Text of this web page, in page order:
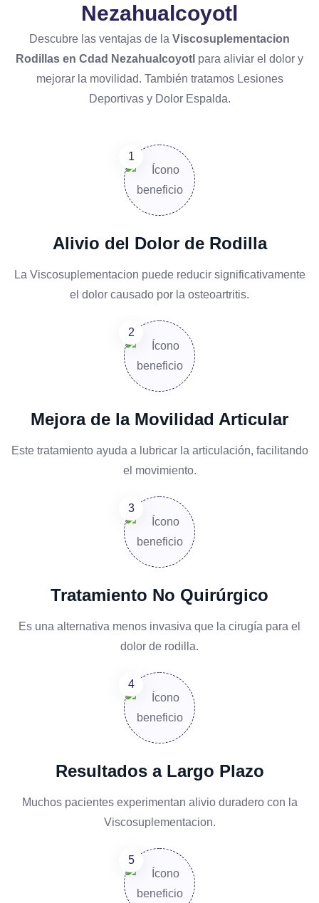
Nezahualcoyotl
Descubre las ventajas de la Viscosuplementacion
Rodillas en Cdad Nezahualcoyotl para aliviar el dolor y
mejorar la movilidad. También tratamos Lesiones
Deportivas y Dolor Espalda.
Alivio del Dolor de Rodilla
La Viscosuplementacion puede reducir significativamente
el dolor causado por la osteoartritis.
Mejora de la Movilidad Articular
Este tratamiento ayuda a lubricar la articulación, facilitando
el movimiento.
Tratamiento No Quirúrgico
Es una alternativa menos invasiva que la cirugía para el
dolor de rodilla.
Resultados a Largo Plazo
Muchos pacientes experimentan alivio duradero con la
Viscosuplementacion.